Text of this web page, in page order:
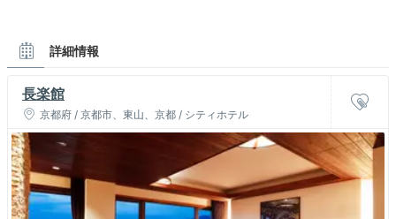
詳細情報
長楽館
京都府 / 京都市、東山、京都 / シティホテル